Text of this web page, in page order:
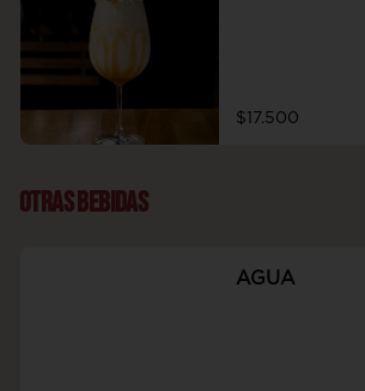
$17.500
OTRAS BEBIDAS
AGUA